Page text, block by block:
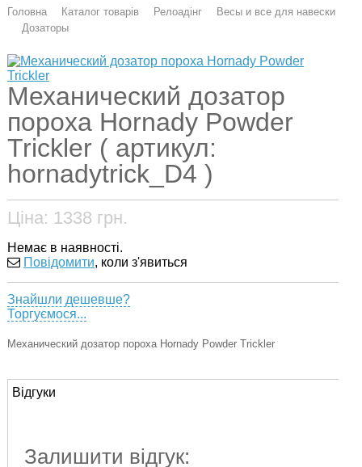
Головна Каталог товарів Релоадінг
Весы и все для навески
Дозаторы
Механический дозатор
пороха Hornady Powder
Trickler ( артикул:
hornadytrick_D4 )
Ціна: 1338 грн.
Немає в наявності.
Повідомити, коли з'явиться
Знайшли дешевше?
Торгуємося...
Механический дозатор пороха Hornady Powder Trickler
Відгуки
Залишити відгук: